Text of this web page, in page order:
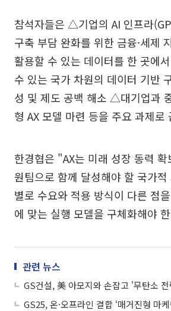
참석자들은 △기업의 AI 인프라
구축 부담 완화를 위한 금융·세제
활용할 수 있는 데이터를 한 곳에
수 있는 국가 차원의 데이터 기반
성 및 제도 공백 해소 △대기업과
형 AX 모델 마련 등을 주요 과제로
한경협은 "AX는 미래 성장 동력
원팀으로 함께 달성해야 할 국가
별로 수요와 적용 방식이 다른 점
에 맞는 실행 모델을 구체화해야
관련 뉴스
GS건설, 美 아모지와 손잡고 '무탄소
GS25, 온·오프라인 결합 ‘매거진형 마케